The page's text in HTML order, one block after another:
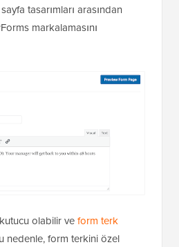
tasarımları arasından
markalamasını
olabilir veform terk
nedenle, form terkini özel